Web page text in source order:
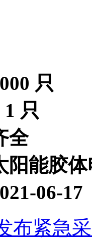
只
1 只
全
阳能胶
06-17
布紧急